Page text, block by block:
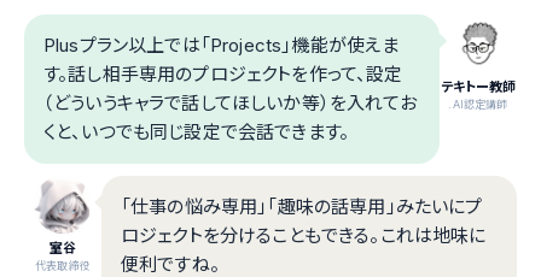
テキトー教師
.AI認定講師
Plusプラン以上では「Projects」機能が使えま
す。話し相手専用のプロジェクトを作って、設定
（どういうキャラで話してほしいか等）を入れてお
くと、いつでも同じ設定で会話できます。
室谷
代表取締役
「仕事の悩み専用」「趣味の話専用」みたいにプ
ロジェクトを分けることもできる。これは地味に
便利ですね。